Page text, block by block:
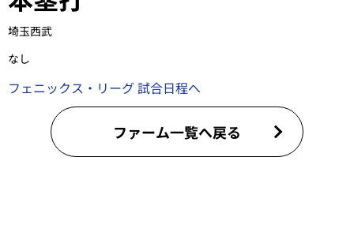
埼玉西武
なし
フェニックス・リーグ 試合日程へ
ファーム一覧へ戻る